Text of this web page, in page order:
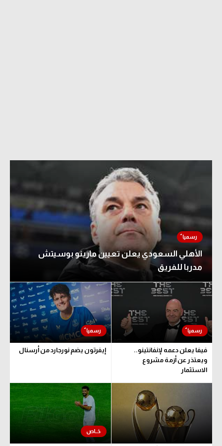
الأهلي السعودي يعلن تعيين مارينو بوسيتش
مدربا للفريق
فيفا يعلن دعمه لإنفانتينو..
ويعتذر عن أزمة مشروع
الاستثمار
إيفرتون يضم نورجارد من أرسنال